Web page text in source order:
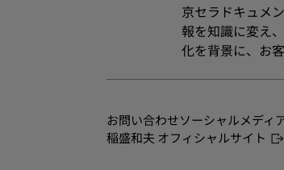
京セラドキュメ
報を知識に変え
化を背景に、お
お問い合わせソーシャルメディ
稲盛和夫 オフィシャルサイト